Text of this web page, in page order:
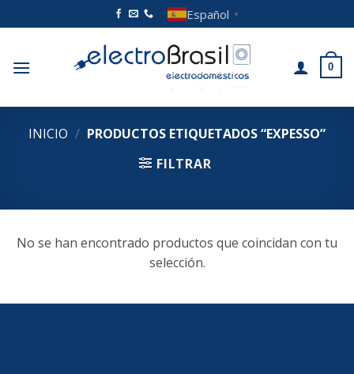
al
Español ▼
0
INICIO / PRODUCTOS ETIQUETADOS “EXPESSO”
FILTRAR
No se han encontrado productos que coincidan con tu
selección.